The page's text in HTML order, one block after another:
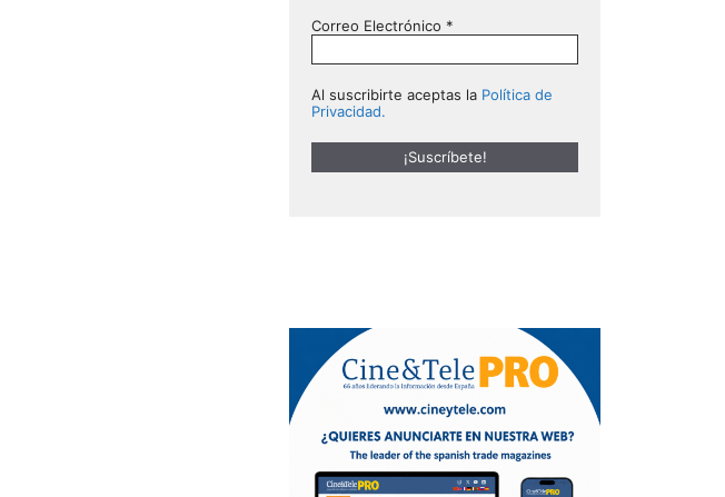
Correo Electrónico *
Al suscribirte aceptas la Política de
Privacidad.